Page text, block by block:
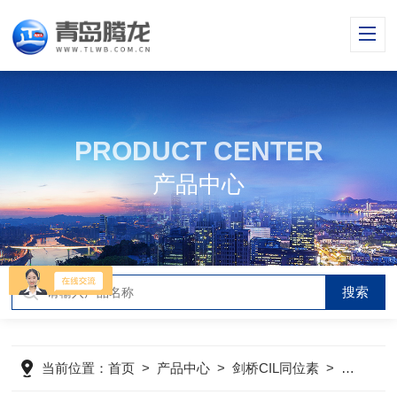
PRODUCT CENTER
产品中心
当前位置：首页 > 产品中心 >剑桥CIL同位素 > 同位素